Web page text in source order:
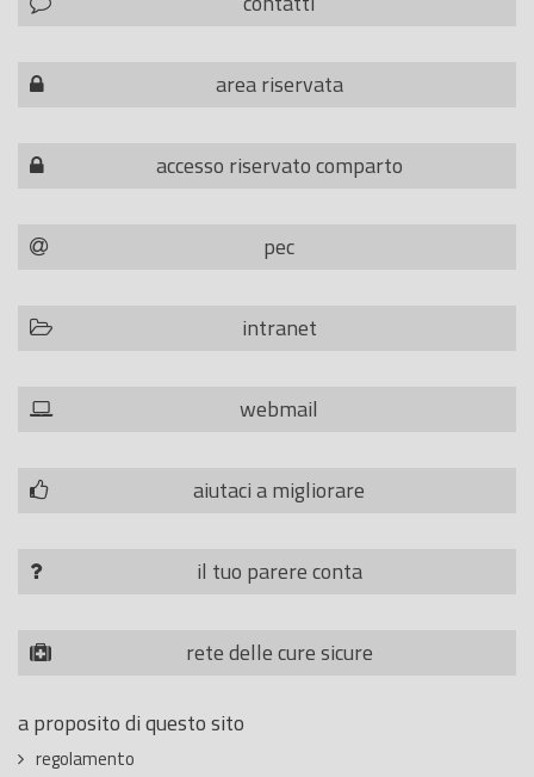
area riservata
accesso riservato comparto
pec
intranet
webmail
aiutaci a migliorare
il tuo parere conta
rete delle cure sicure
a proposito di questo sito
regolamento